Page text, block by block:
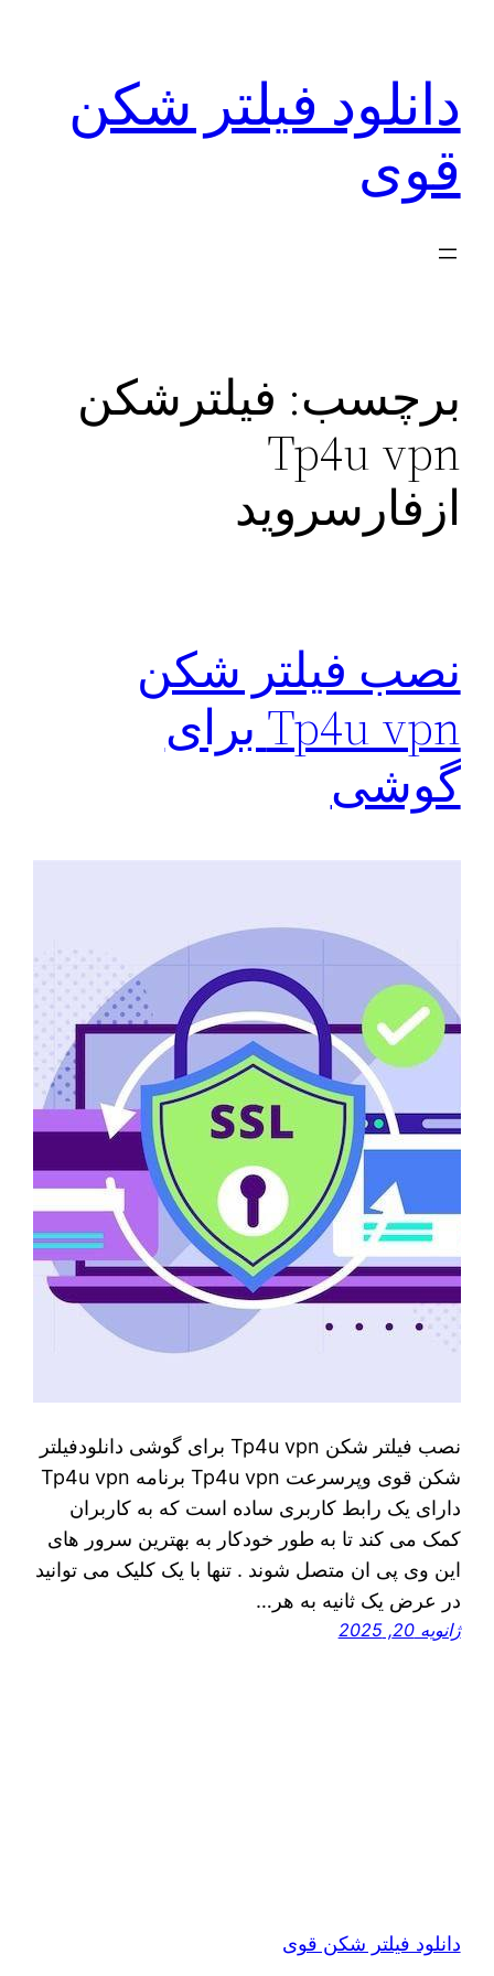
دانلود فیلتر شکن
قوی
برچسب: فیلترشکن
Tp4u vpn
ازفارسروید
نصب فیلتر شکن
Tp4u vpn برای
گوشی
نصب فیلتر شکن Tp4u vpn برای گوشی دانلودفیلتر
شکن قوی وپرسرعت Tp4u vpn برنامه Tp4u vpn
دارای یک رابط کاربری ساده است که به کاربران
کمک می کند تا به طور خودکار به بهترین سرور های
این وی پی ان متصل شوند . تنها با یک کلیک می توانید
در عرض یک ثانیه به هر…
ژانویه 20, 2025
دانلود فیلتر شکن قوی